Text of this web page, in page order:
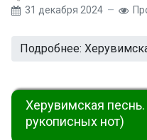
31 декабря 2024
Подробнее:
Херувимская
рукописных нот)